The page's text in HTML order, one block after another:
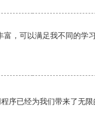
富，可以满足我不同的学
序已经为我们带来了无限